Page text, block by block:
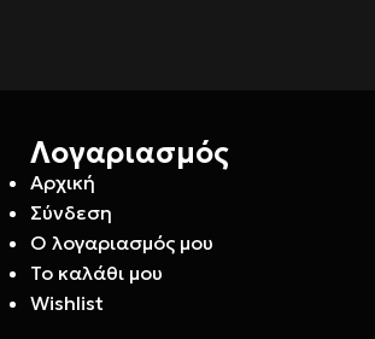
Λογαριασμός
Αρχική
Σύνδεση
Ο λογαριασμός μου
Το καλάθι μου
Wishlist